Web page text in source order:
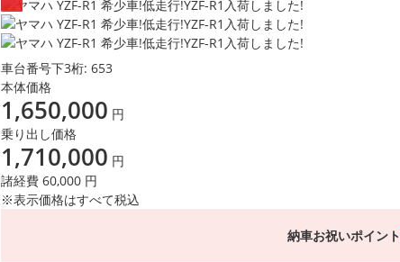
車台番号下3桁: 653
本体価格
1,650,000 円
乗り出し価格
1,710,000 円
諸経費 60,000 円
※表示価格はすべて税込
納車お祝いポイント